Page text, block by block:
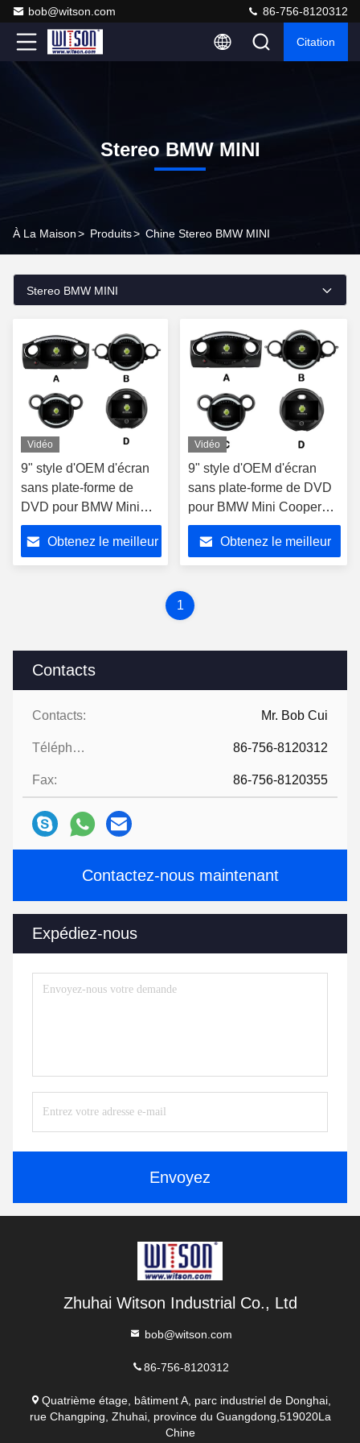
bob@witson.com 86-756-8120312
Citation
Stereo BMW MINI
À La Maison> Produits> Chine Stereo BMW MINI
Contacts
Contacts: Mr. Bob Cui
Téléphone: 86-756-8120312
Fax: 86-756-8120355
Contactez-nous maintenant
Expédiez-nous
Envoyez
Stereo BMW MINI
Vidéo
9" style d'OEM d'écran
sans plate-forme de
DVD pour BMW Mini
Cooper R50 R52 R53
R56 R60 2000-2020
Obtenez le meilleur
Vidéo
9" style d'OEM d'écran
sans plate-forme de DVD
pour BMW Mini Cooper
R50 R52 R53 R56 R60
2000-2020
Obtenez le meilleur
1
Zhuhai Witson Industrial Co., Ltd
bob@witson.com
86-756-8120312
Quatrième étage, bâtiment A, parc industriel de Donghai,
rue Changping, Zhuhai, province du Guangdong,519020La
Chine